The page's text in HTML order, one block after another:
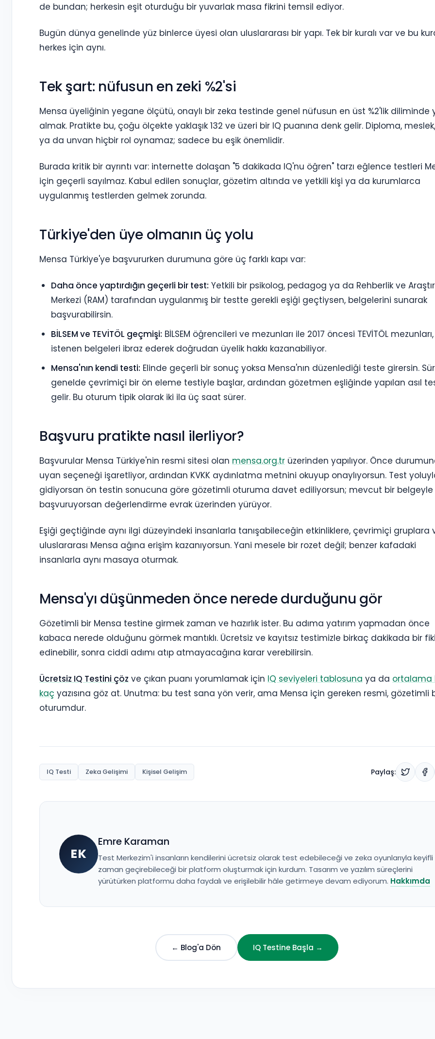
de bundan; herkesin eşit oturduğu bir yuvarlak masa fikrini temsil ediyor.
Bugün dünya genelinde yüz binlerce üyesi olan uluslararası bir yapı. Tek bir kuralı var ve bu
herkes için aynı.
Tek şart: nüfusun en zeki %2'si
Mensa üyeliğinin yegane ölçütü, onaylı bir zeka testinde genel nüfusun en üst %2'lik diliminde
almak. Pratikte bu, çoğu ölçekte yaklaşık 132 ve üzeri bir IQ puanına denk gelir. Diploma,
ya da unvan hiçbir rol oynamaz; sadece bu eşik önemlidir.
Burada kritik bir ayrıntı var: internette dolaşan "5 dakikada IQ'nu öğren" tarzı eğlence testleri
için geçerli sayılmaz. Kabul edilen sonuçlar, gözetim altında ve yetkili kişi ya da kurumlarca
uygulanmış testlerden gelmek zorunda.
Türkiye'den üye olmanın üç yolu
Mensa Türkiye'ye başvururken durumuna göre üç farklı kapı var:
Daha önce yaptırdığın geçerli bir test: Yetkili bir psikolog, pedagog ya da Rehberlik ve
Merkezi (RAM) tarafından uygulanmış bir testte gerekli eşiği geçtiysen, belgelerini sunarak
başvurabilirsin.
BİLSEM ve TEVİTÖL geçmişi: BİLSEM öğrencileri ve mezunları ile 2017 öncesi TEVİTÖL mezunları,
istenen belgeleri ibraz ederek doğrudan üyelik hakkı kazanabiliyor.
Mensa'nın kendi testi: Elinde geçerli bir sonuç yoksa Mensa'nın düzenlediği teste girersin.
genelde çevrimiçi bir ön eleme testiyle başlar, ardından gözetmen eşliğinde yapılan asıl
gelir. Bu oturum tipik olarak iki ila üç saat sürer.
Başvuru pratikte nasıl ilerliyor?
Başvurular Mensa Türkiye'nin resmi sitesi olan mensa.org.tr üzerinden yapılıyor. Önce
uyan seçeneği işaretliyor, ardından KVKK aydınlatma metnini okuyup onaylıyorsun. Test
gidiyorsan ön testin sonucuna göre gözetimli oturuma davet ediliyorsun; mevcut bir belgeyle
başvuruyorsan değerlendirme evrak üzerinden yürüyor.
Eşiği geçtiğinde aynı ilgi düzeyindeki insanlarla tanışabileceğin etkinliklere, çevrimiçi gruplara
uluslararası Mensa ağına erişim kazanıyorsun. Yani mesele bir rozet değil; benzer kafadaki
insanlarla aynı masaya oturmak.
Mensa'yı düşünmeden önce nerede durduğunu gör
Gözetimli bir Mensa testine girmek zaman ve hazırlık ister. Bu adıma yatırım yapmadan önce
kabaca nerede olduğunu görmek mantıklı. Ücretsiz ve kayıtsız testimizle birkaç dakikada bir
edinebilir, sonra ciddi adımı atıp atmayacağına karar verebilirsin.
Ücretsiz IQ Testini çöz ve çıkan puanı yorumlamak için IQ seviyeleri tablosuna ya da ortalama
kaç yazısına göz at. Unutma: bu test sana yön verir, ama Mensa için gereken resmi, gözetimli
oturumdur.
IQ Testi Zeka Gelişimi Kişisel Gelişim Paylaş:
EK
Emre Karaman
Test Merkezim'i insanların kendilerini ücretsiz olarak test edebileceği ve zeka oyunlarıyla keyifli
zaman geçirebileceği bir platform oluşturmak için kurdum. Tasarım ve yazılım süreçlerini
yürütürken platformu daha faydalı ve erişilebilir hâle getirmeye devam ediyorum. Hakkımda
← Blog'a Dön IQ Testine Başla →